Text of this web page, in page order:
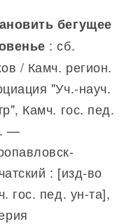
бегущее
: сб.
/ Камч. регион.
"Уч.-науч.
Камч. гос. пед.
—
: [изд-во
гос. пед. ун-та],